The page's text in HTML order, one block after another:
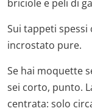
briciole e peli di
Sui tappeti spessi
incrostato pure.
Se hai moquette
sei corto, punto.
centrata: solo